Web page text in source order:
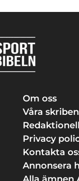
Om oss
Våra
Privacy
Kontakta
Annonsera